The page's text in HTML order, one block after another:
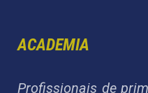
ACADEMIA
Profissionais de